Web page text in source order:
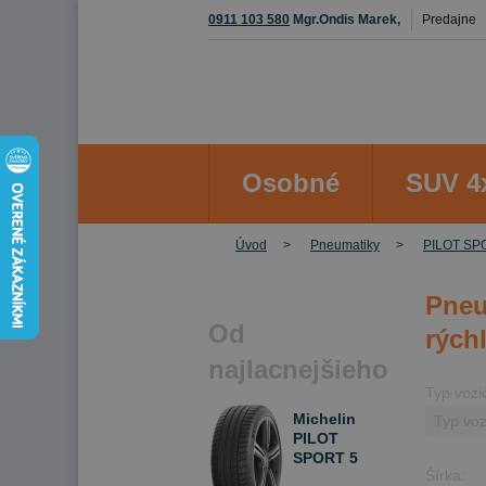
0911 103 580 Mgr.Ondis Marek, Predajne
Osobné SUV
Úvod Pneumatiky PILOT
Od
najlacnejšieho
Michelin
PILOT
SPORT 5
Typ
Šírka: